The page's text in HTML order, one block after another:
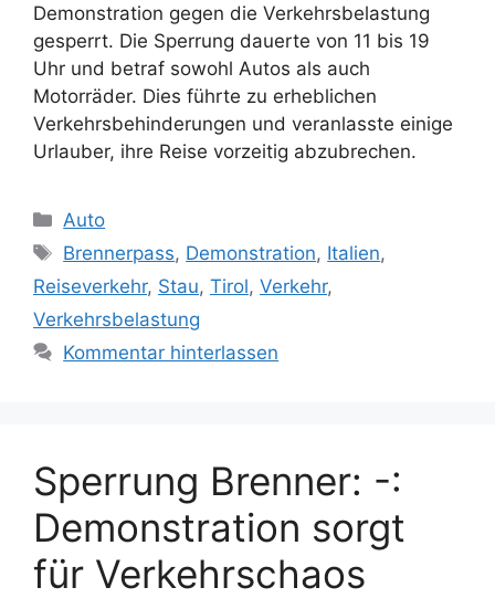
Demonstration gegen die Verkehrsbelastung
gesperrt. Die Sperrung dauerte von 11 bis 19
Uhr und betraf sowohl Autos als auch
Motorräder. Dies führte zu erheblichen
Verkehrsbehinderungen und veranlasste einige
Urlauber, ihre Reise vorzeitig abzubrechen.
Kategorien
Auto
Schlagwörter
Brennerpass, Demonstration, Italien,
Reiseverkehr, Stau, Tirol, Verkehr,
Verkehrsbelastung
Kommentar hinterlassen
Sperrung Brenner: -:
Demonstration sorgt
für Verkehrschaos